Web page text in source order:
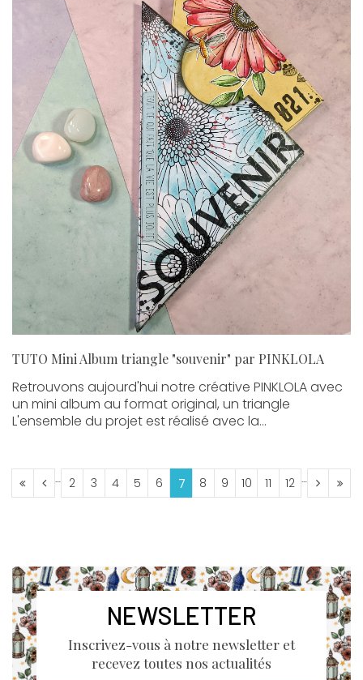
TUTO Mini Album triangle "souvenir" par PINKLOLA
Retrouvons aujourd'hui notre créative PINKLOLA avec
un mini album au format original, un triangle
L'ensemble du projet est réalisé avec la...
.... 2 3 4 5 6 7 8 9 10 11 12 ....
NEWSLETTER
Inscrivez-vous à notre newsletter et
recevez toutes nos actualités